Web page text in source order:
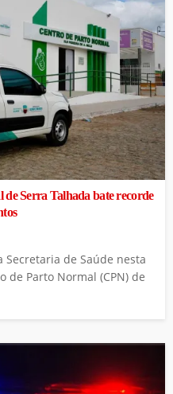
Serra Talhada bate recorde
de Saúde nesta
de Parto Normal (CPN) de